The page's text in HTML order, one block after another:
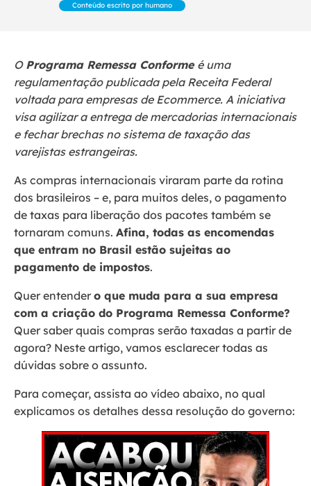
Conteúdo escrito por humano
O Programa Remessa Conforme é uma
regulamentação publicada pela Receita Federal
voltada para empresas de Ecommerce. A iniciativa
visa agilizar a entrega de mercadorias internacionais
e fechar brechas no sistema de taxação das
varejistas estrangeiras.
As compras internacionais viraram parte da rotina
dos brasileiros – e, para muitos deles, o pagamento
de taxas para liberação dos pacotes também se
tornaram comuns. Afina, todas as encomendas
que entram no Brasil estão sujeitas ao
pagamento de impostos.
Quer entender o que muda para a sua empresa
com a criação do Programa Remessa Conforme?
Quer saber quais compras serão taxadas a partir de
agora? Neste artigo, vamos esclarecer todas as
dúvidas sobre o assunto.
Para começar, assista ao vídeo abaixo, no qual
explicamos os detalhes dessa resolução do governo: